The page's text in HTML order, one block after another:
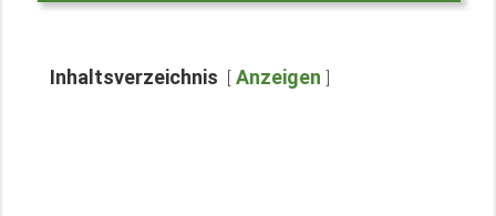
Inhaltsverzeichnis Anzeigen